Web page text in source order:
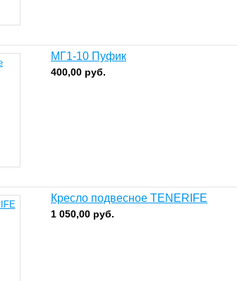
МГ1-10 Пуфик
400,00 руб.
Кресло подвесное TENERIFE
1 050,00 руб.